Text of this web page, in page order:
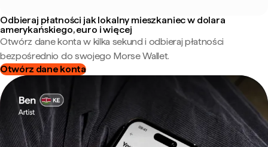
Odbieraj płatności jak lokalny mieszkaniec w dolara
amerykańskiego, euro i więcej
Otwórz dane konta w kilka sekund i odbieraj płatności
bezpośrednio do swojego Morse Wallet.
Otwórz dane konta